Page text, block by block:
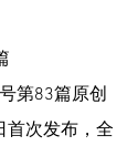
第83篇原创
首次发布，全